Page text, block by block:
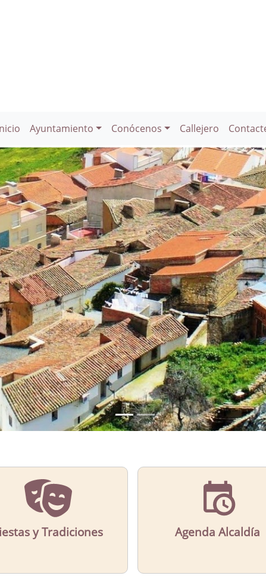
Ayuntamiento Conócenos Callejero
y Tradiciones Agenda Alcaldía